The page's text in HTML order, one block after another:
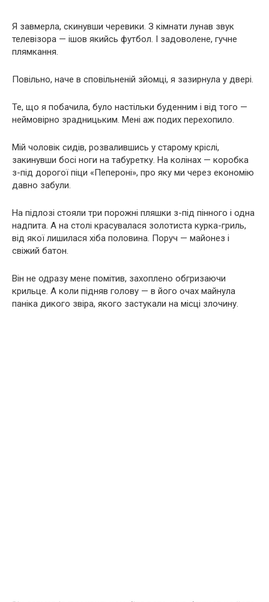
Я завмерла, скинувши черевики. З кімнати лунав звук
телевізора — ішов якийсь футбол. І задоволене, гучне
плямкання.
Повільно, наче в сповільненій зйомці, я зазирнула у двері.
Те, що я побачила, було настільки буденним і від того —
неймовірно зрадницьким. Мені аж подих перехопило.
Мій чоловік сидів, розвалившись у старому кріслі,
закинувши босі ноги на табуретку. На колінах — коробка
з-під дорогої піци «Пепероні», про яку ми через економію
давно забули.
На підлозі стояли три порожні пляшки з-під пінного і одна
надпита. А на столі красувалася золотиста курка-гриль,
від якої лишилася хіба половина. Поруч — майонез і
свіжий батон.
Він не одразу мене помітив, захоплено обгризаючи
крильце. А коли підняв голову — в його очах майнула
паніка дикого звіра, якого застукали на місці злочину.